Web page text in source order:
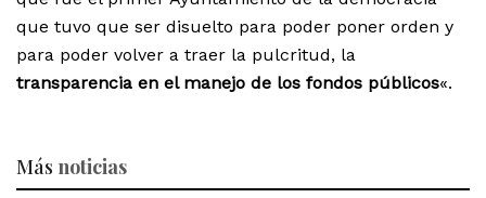
que tuvo que ser disuelto para poder poner orden y
para poder volver a traer la pulcritud, la
transparencia en el manejo de los fondos públicos«.
Más noticias